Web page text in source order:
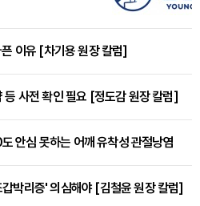
이유 [차기용 원장 칼럼]
등 사전 확인 필요 [정도감 원장 칼럼]
안심 못하는 어깨 유착성 관절낭염
박리증' 의심해야 [김철윤 원장 칼럼]